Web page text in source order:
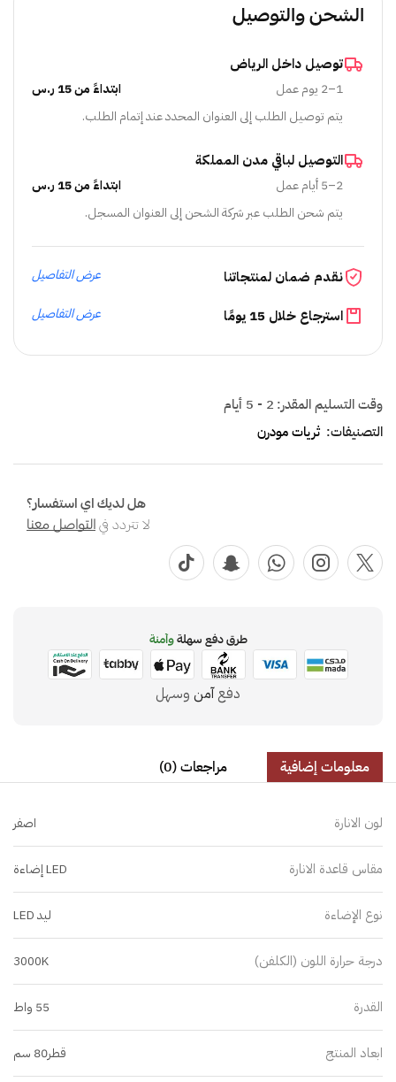
الشحن والتوصيل
توصيل داخل الرياض
1–2 يوم عمل
ابتداءً من 15 ر.س
يتم توصيل الطلب إلى العنوان المحدد عند إتمام الطلب.
التوصيل لباقي مدن المملكة
2–5 أيام عمل
ابتداءً من 15 ر.س
يتم شحن الطلب عبر شركة الشحن إلى العنوان المسجل.
نقدم ضمان لمنتجاتنا عرض التفاصيل
استرجاع خلال 15 يومًا عرض التفاصيل
وقت التسليم المقدر: 2 - 5 أيام
التصنيفات: ثريات مودرن
هل لديك اي استفسار؟
لا تتردد فيالتواصل معنا
طرق دفع سهلةوآمنة
دفعآمن وسهل
معلومات إضافية مراجعات (0)
لون الانارة اصفر
مقاس قاعدة الانارة LED إضاءة
نوع الإضاءة ليد LED
درجة حرارة اللون (الكلفن) 3000K
القدرة 55 واط
ابعاد المنتج قطر80 سم